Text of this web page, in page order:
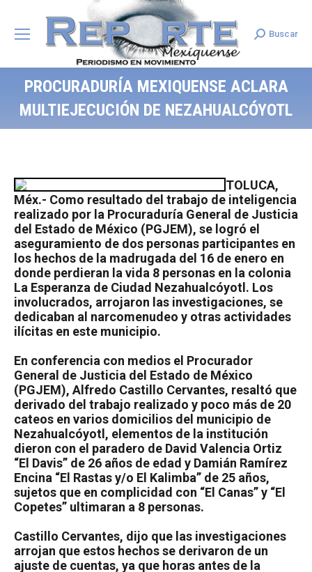
Search:
Buscar
PROCURADURÍA MEXIQUENSE ACLARA
MULTIEJECUCIÓN DE NEZAHUALCÓYOTL
TOLUCA,
Méx.- Como resultado del trabajo de inteligencia
realizado por la Procuraduría General de Justicia
del Estado de México (PGJEM), se logró el
aseguramiento de dos personas participantes en
los hechos de la madrugada del 16 de enero en
donde perdieran la vida 8 personas en la colonia
La Esperanza de Ciudad Nezahualcóyotl. Los
involucrados, arrojaron las investigaciones, se
dedicaban al narcomenudeo y otras actividades
ilícitas en este municipio.
En conferencia con medios el Procurador
General de Justicia del Estado de México
(PGJEM), Alfredo Castillo Cervantes, resaltó que
derivado del trabajo realizado y poco más de 20
cateos en varios domicilios del municipio de
Nezahualcóyotl, elementos de la institución
dieron con el paradero de David Valencia Ortiz
“El Davis” de 26 años de edad y Damián Ramírez
Encina “El Rastas y/o El Kalimba” de 25 años,
sujetos que en complicidad con “El Canas” y “El
Copetes” ultimaran a 8 personas.
Castillo Cervantes, dijo que las investigaciones
arrojan que estos hechos se derivaron de un
ajuste de cuentas, ya que horas antes de la